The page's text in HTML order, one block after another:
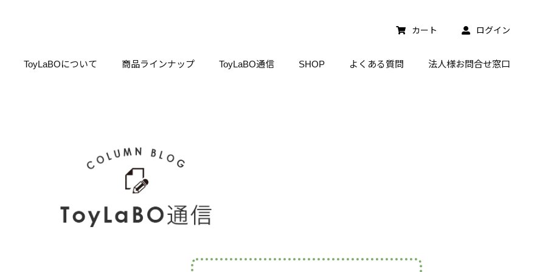
ログイン
カート
ToyLaBOについて 商品ラインナップ ToyLaBO通信 SHOP よくある質問 法人様お問合せ窓口